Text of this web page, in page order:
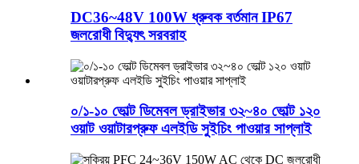
DC36~48V 100W ধ্রুবক বর্তমান IP67
জলরোধী বিদ্যুৎ সরবরাহ
০/১-১০ ভোল্ট ডিমেবল ড্রাইভার ৩২~৪০ ভোল্ট ১২০
ওয়াট ওয়াটারপ্রুফ এলইডি সুইচিং পাওয়ার সাপ্লাই